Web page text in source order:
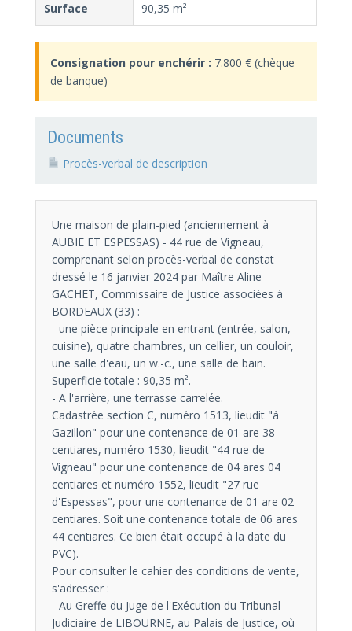
Surface 90,35 m²
Consignation pour enchérir : 7.800 € (chèque
de banque)
Documents
Procès-verbal de description
Une maison de plain-pied (anciennement à
AUBIE ET ESPESSAS) - 44 rue de Vigneau,
comprenant selon procès-verbal de constat
dressé le 16 janvier 2024 par Maître Aline
GACHET, Commissaire de Justice associées à
BORDEAUX (33) :
- une pièce principale en entrant (entrée, salon,
cuisine), quatre chambres, un cellier, un couloir,
une salle d'eau, un w.-c., une salle de bain.
Superficie totale : 90,35 m².
- A l'arrière, une terrasse carrelée.
Cadastrée section C, numéro 1513, lieudit "à
Gazillon" pour une contenance de 01 are 38
centiares, numéro 1530, lieudit "44 rue de
Vigneau" pour une contenance de 04 ares 04
centiares et numéro 1552, lieudit "27 rue
d'Espessas", pour une contenance de 01 are 02
centiares. Soit une contenance totale de 06 ares
44 centiares. Ce bien était occupé à la date du
PVC).
Pour consulter le cahier des conditions de vente,
s'adresser :
- Au Greffe du Juge de l'Exécution du Tribunal
Judiciaire de LIBOURNE, au Palais de Justice, où